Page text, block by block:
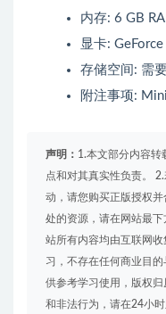
内存: 6 GB
显卡:
存储空间: 需
附注事项:
声明： 1.本文部分内容转
点和对其真实性负责。
动，请您购买正版授权
处的资源，请在网站最
站所有内容均由互联网
习，不存在任何商业目
供参考学习使用，版权
和非法行为，请在24小